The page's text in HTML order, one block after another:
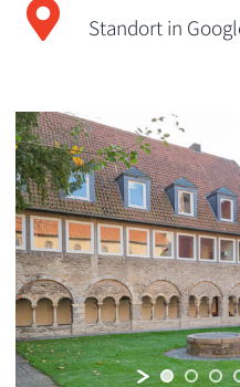
Standort in